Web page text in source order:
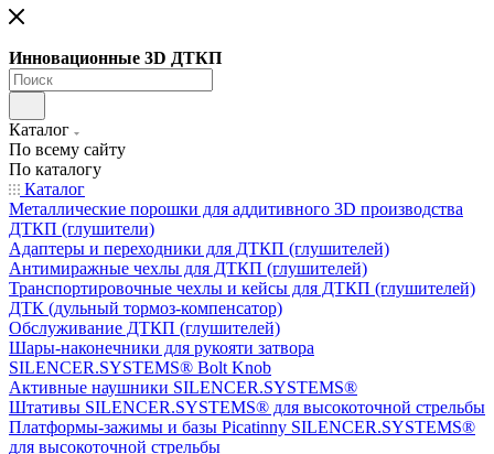
Инновационные 3D ДТКП
Каталог
По всему сайту
По каталогу
Каталог
Металлические порошки для аддитивного 3D производства
ДТКП (глушители)
Адаптеры и переходники для ДТКП (глушителей)
Антимиражные чехлы для ДТКП (глушителей)
Транспортировочные чехлы и кейсы для ДТКП (глушителей)
ДТК (дульный тормоз-компенсатор)
Обслуживание ДТКП (глушителей)
Шары-наконечники для рукояти затвора
SILENCER.SYSTEMS® Bolt Knob
Активные наушники SILENCER.SYSTEMS®
Штативы SILENCER.SYSTEMS® для высокоточной стрельбы
Платформы-зажимы и базы Picatinny SILENCER.SYSTEMS®
для высокоточной стрельбы